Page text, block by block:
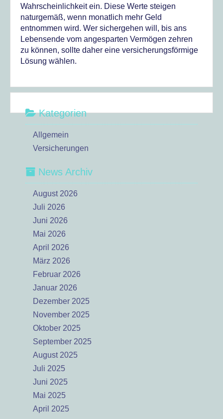
Wahrscheinlichkeit ein. Diese Werte steigen
naturgemäß, wenn monatlich mehr Geld
entnommen wird. Wer sichergehen will, bis ans
Lebensende vom angesparten Vermögen zehren
zu können, sollte daher eine versicherungsförmige
Lösung wählen.
Kategorien
Allgemein
Versicherungen
News Archiv
August 2026
Juli 2026
Juni 2026
Mai 2026
April 2026
März 2026
Februar 2026
Januar 2026
Dezember 2025
November 2025
Oktober 2025
September 2025
August 2025
Juli 2025
Juni 2025
Mai 2025
April 2025